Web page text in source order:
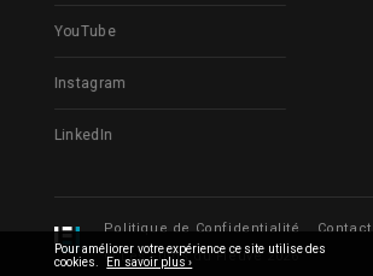
YouTube
Instagram
LinkedIn
Politique de Confidentialité
Contact
© Les Films du Fleuve 2026
Pour améliorer votre expérience ce site utilise des
cookies. En savoir plus ›